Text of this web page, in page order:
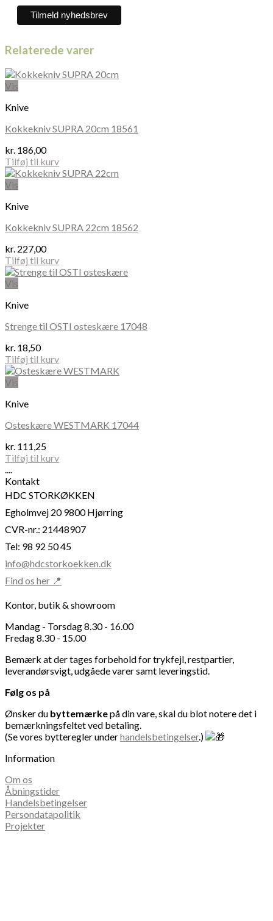
Relaterede varer
Vis
Knive
Kokkekniv SUPRA 20cm 18561
kr. 186,00
Tilføj til kurv
Vis
Knive
Kokkekniv SUPRA 22cm 18562
kr. 227,00
Tilføj til kurv
Vis
Knive
Strenge til OSTI osteskære 17048
kr. 18,50
Tilføj til kurv
Vis
Knive
Osteskære WESTMARK 17044
kr. 111,25
Tilføj til kurv
....
Kontakt
HDC STORKØKKEN
Egholmvej 20 9800 Hjørring
CVR-nr.: 21448907
Tel: 98 92 50 45
info@hdcstorkoekken.dk
Find os her 📍
Kontor, butik & showroom
Mandag - Torsdag 8.30 - 16.00
Fredag 8.30 - 15.00
Bemærk at der tages forbehold for trykfejl, restpartier,
leverandørsvigt, udgåede varer samt leveringstid.
Følg os på
Ønsker du byttemærkepå din vare, skal du blot notere det i
bemærkningsfeltet ved betaling.
(Se vores bytteregler underhandelsbetingelser.)
Information
Om os
Åbningstider
Handelsbetingelser
Persondatapolitik
Projekter